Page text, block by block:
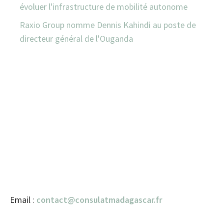
évoluer l'infrastructure de mobilité autonome
Raxio Group nomme Dennis Kahindi au poste de
directeur général de l'Ouganda
Email : contact@consulatmadagascar.fr